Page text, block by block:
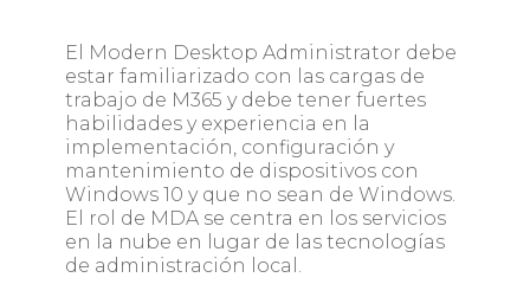
El Modern Desktop Administrator debe
estar familiarizado con las cargas de
trabajo de M365 y debe tener fuertes
habilidades y experiencia en la
implementación, configuración y
mantenimiento de dispositivos con
Windows 10 y que no sean de Windows.
El rol de MDA se centra en los servicios
en la nube en lugar de las tecnologías
de administración local.